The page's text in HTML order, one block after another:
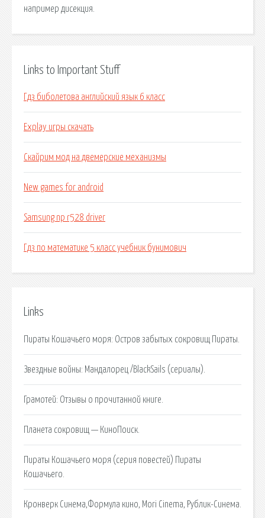
например дисекция.
Links to Important Stuff
Гдз биболетова английский язык 6 класс
Explay игры скачать
Скайрим мод на двемерские механизмы
New games for android
Samsung np r528 driver
Гдз по математике 5 класс учебник бунимович
Links
Пираты Кошачьего моря: Остров забытых сокровищ Пираты.
Звездные войны: Мандалорец /BlackSails (сериалы).
Грамотей: Отзывы о прочитанной книге.
Планета сокровищ — КиноПоиск.
Пираты Кошачьего моря (серия повестей) Пираты
Кошачьего.
Кронверк Синема,Формула кино, Mori Cinema, Рублик-Синема.